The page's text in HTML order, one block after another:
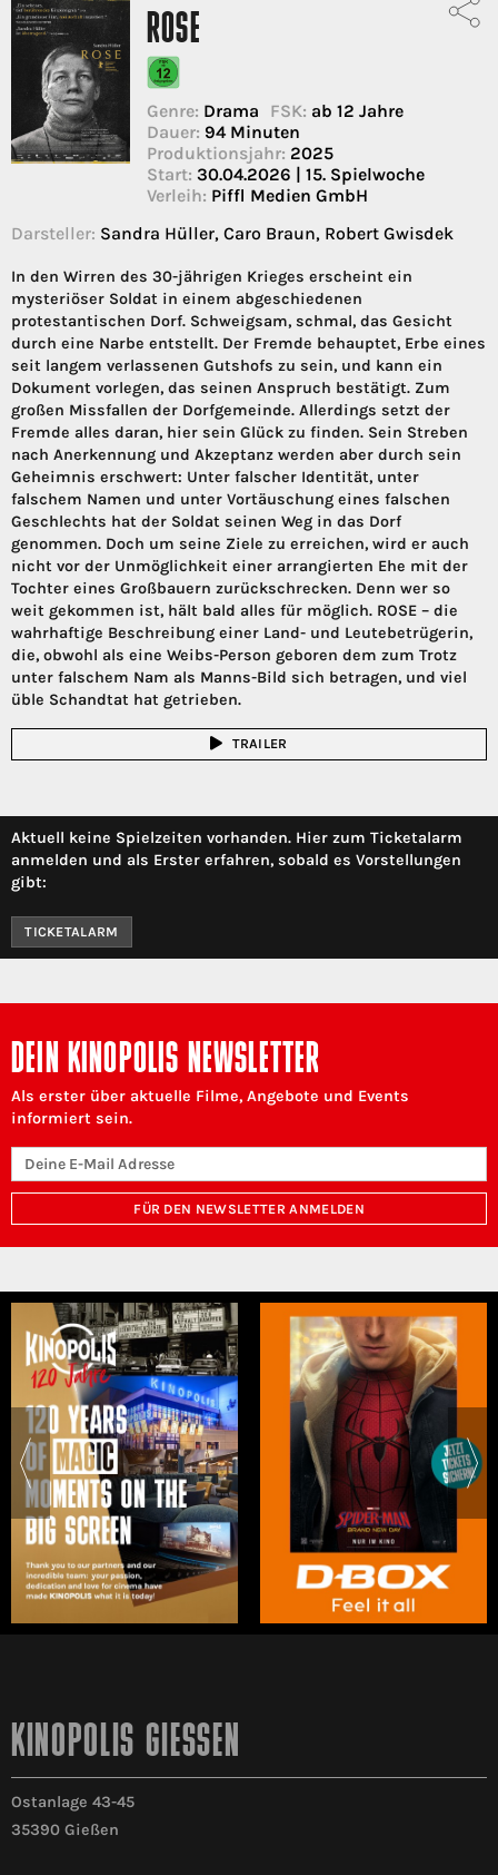
ROSE
Genre: Drama FSK: ab 12 Jahre
Dauer: 94 Minuten
Produktionsjahr: 2025
Start: 30.04.2026 | 15. Spielwoche
Verleih: Piffl Medien GmbH
Darsteller: Sandra Hüller, Caro Braun, Robert Gwisdek
In den Wirren des 30-jährigen Krieges erscheint ein
mysteriöser Soldat in einem abgeschiedenen
protestantischen Dorf. Schweigsam, schmal, das Gesicht
durch eine Narbe entstellt. Der Fremde behauptet, Erbe eines
seit langem verlassenen Gutshofs zu sein, und kann ein
Dokument vorlegen, das seinen Anspruch bestätigt. Zum
großen Missfallen der Dorfgemeinde. Allerdings setzt der
Fremde alles daran, hier sein Glück zu finden. Sein Streben
nach Anerkennung und Akzeptanz werden aber durch sein
Geheimnis erschwert: Unter falscher Identität, unter
falschem Namen und unter Vortäuschung eines falschen
Geschlechts hat der Soldat seinen Weg in das Dorf
genommen. Doch um seine Ziele zu erreichen, wird er auch
nicht vor der Unmöglichkeit einer arrangierten Ehe mit der
Tochter eines Großbauern zurückschrecken. Denn wer so
weit gekommen ist, hält bald alles für möglich. ROSE – die
wahrhaftige Beschreibung einer Land- und Leutebetrügerin,
die, obwohl als eine Weibs-Person geboren dem zum Trotz
unter falschem Nam als Manns-Bild sich betragen, und viel
üble Schandtat hat getrieben.
TRAILER
Aktuell keine Spielzeiten vorhanden. Hier zum Ticketalarm
anmelden und als Erster erfahren, sobald es Vorstellungen
gibt:
TICKETALARM
DEIN KINOPOLIS NEWSLETTER
Als erster über aktuelle Filme, Angebote und Events
informiert sein.
FÜR DEN NEWSLETTER ANMELDEN
KINOPOLIS GIESSEN
Ostanlage 43-45
35390 Gießen